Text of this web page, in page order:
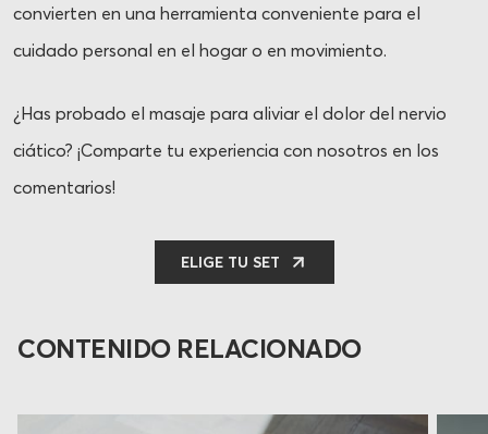
convierten en una herramienta conveniente para el
cuidado personal en el hogar o en movimiento.
¿Has probado el masaje para aliviar el dolor del nervio
ciático? ¡Comparte tu experiencia con nosotros en los
comentarios!
ELIGE TU SET
CONTENIDO RELACIONADO